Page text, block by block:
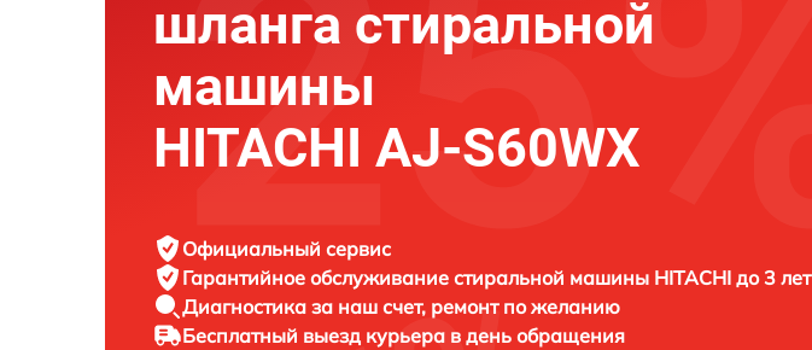
шланга стиральной
машины
HITACHI AJ-S60WX
Официальный сервис
Гарантийное обслуживание стиральной машины HITACHI до 3 лет
Диагностика за наш счет, ремонт по желанию
Бесплатный выезд курьера в день обращения